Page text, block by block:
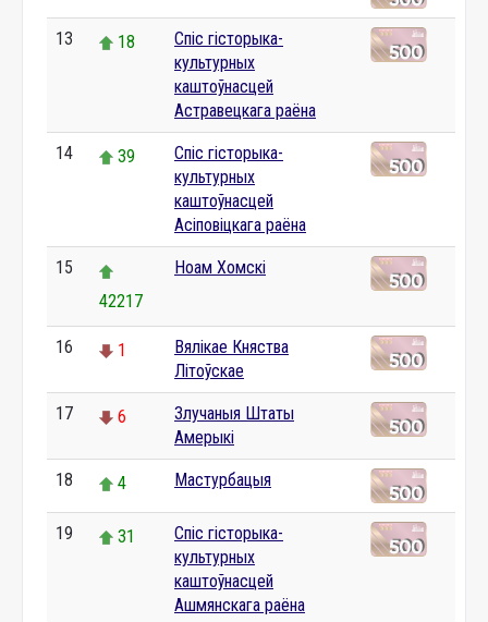
13 18
Спіс гісторыка-
культурных
каштоўнасцей
Астравецкага раёна
14 39
Спіс гісторыка-
культурных
каштоўнасцей
Асіповіцкага раёна
15
42217
Ноам Хомскі
16 1
Вялікае Княства
Літоўскае
17 6
Злучаныя Штаты
Амерыкі
18 4 Мастурбацыя
19 31
Спіс гісторыка-
культурных
каштоўнасцей
Ашмянскага раёна